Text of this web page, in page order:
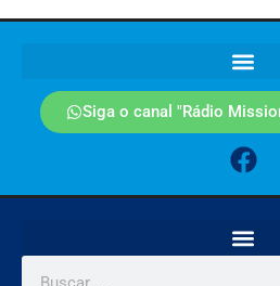
Siga o canal "Rádio